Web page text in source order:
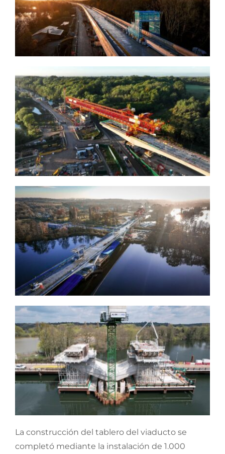
La construcción del tablero del viaducto se
completó mediante la instalación de 1.000